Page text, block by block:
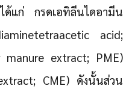
ก่ กรดเอทิลีนไดอามีน
acid;
manure extract; PME)
CME) ดังนั้นส่วน